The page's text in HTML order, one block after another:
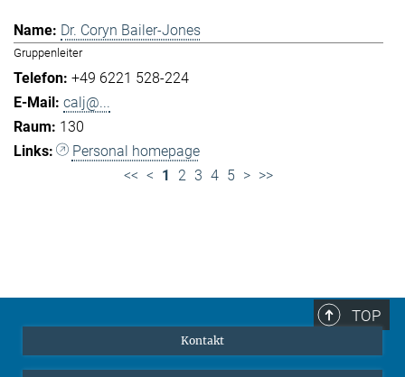
Dr. Coryn Bailer-Jones
Gruppenleiter
+49 6221 528-224
calj@...
130
Personal homepage
<< < 1 2 3 4 5 > >>
TOP
Kontakt